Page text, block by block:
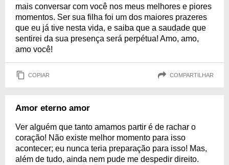
mais conversar com você nos meus melhores e piores
momentos. Ser sua filha foi um dos maiores prazeres
que eu já tive nesta vida, e saiba que a saudade que
sentirei da sua presença será perpétua! Amo, amo,
amo você!
COPIAR COMPARTILHAR
Amor eterno amor
Ver alguém que tanto amamos partir é de rachar o
coração! Não existe melhor momento para isso
acontecer; eu nunca teria preparação para isso! Mas,
além de tudo, ainda nem pude me despedir direito.